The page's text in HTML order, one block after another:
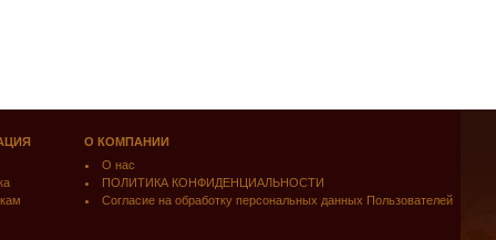
О КОМПАНИИ
О нас
ПОЛИТИКА КОНФИДЕНЦИАЛЬНОСТИ
Согласие на обработку персональных данных Пользователей